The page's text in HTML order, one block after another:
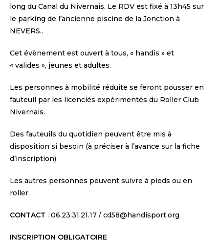
long du Canal du Nivernais. Le RDV est fixé à 13h45 sur
le parking de l’ancienne piscine de la Jonction à
NEVERS..
Cet évènement est ouvert à tous, « handis » et
« valides », jeunes et adultes.
Les personnes à mobilité réduite se feront pousser en
fauteuil par les licenciés expérimentés du Roller Club
Nivernais.
Des fauteuils du quotidien peuvent être mis à
disposition si besoin (à préciser à l’avance sur la fiche
d’inscription)
Les autres personnes peuvent suivre à pieds ou en
roller.
CONTACT : 06.23.31.21.17 / cd58@handisport.org
INSCRIPTION OBLIGATOIRE